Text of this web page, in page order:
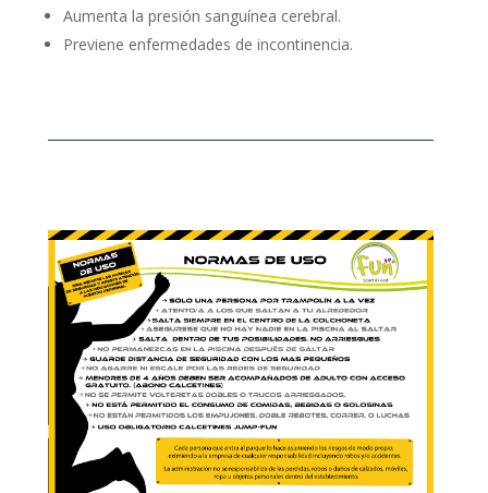
Aumenta la presión sanguínea cerebral.
Previene enfermedades de incontinencia.